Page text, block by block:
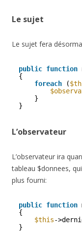
Le sujet
Le sujet fera
public function
{
foreach
(
}
}
L’observateur
L’observateur ira
tableau $donnees,
plus fourni:
public function
{
$this-
}